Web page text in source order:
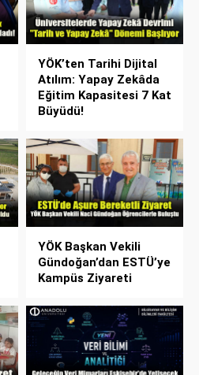
YÖK’ten Tarihi Dijital
Atılım: Yapay Zekâda
Eğitim Kapasitesi 7 Kat
Büyüdü!
YÖK Başkan Vekili
Gündoğan’dan ESTÜ’ye
Kampüs Ziyareti